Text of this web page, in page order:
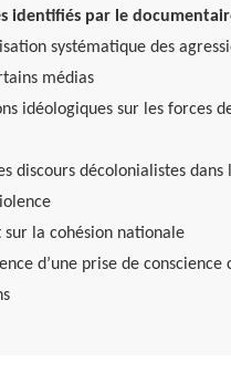
identifiés par le
systématique des
médias
idéologiques sur les forces
discours décolonialistes
sur la cohésion nationale
d’une prise de conscience